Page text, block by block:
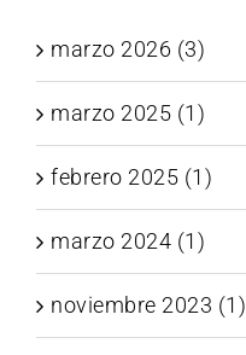
marzo 2026 (3)
marzo 2025 (1)
febrero 2025 (1)
marzo 2024 (1)
noviembre 2023 (1)